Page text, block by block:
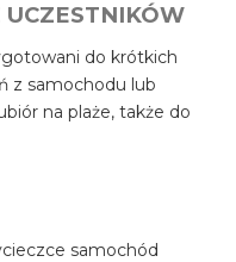
do krótkich
z samochodu lub
na plaże, także do
samochód